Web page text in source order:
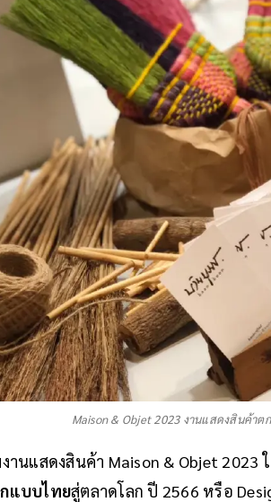
Maison & Objet 2023 งานแสดงสินค้า
งานแสดงสินค้า Maison & Objet
แบบไทยสู่ตลาดโลก ปี 2566 หรือ